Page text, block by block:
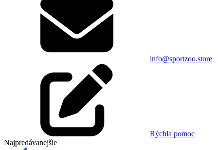
info@sportzoo.store
Rýchla pomoc
Najpredávanejšie